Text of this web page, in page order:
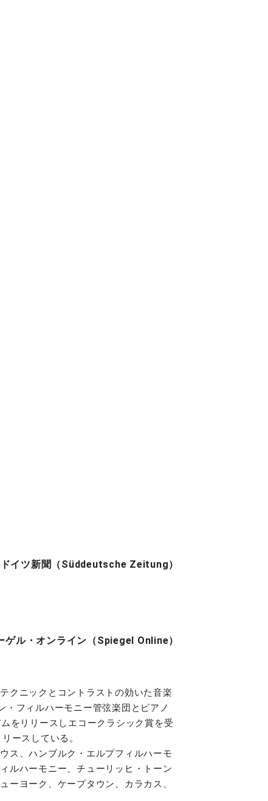
イツ新聞（Süddeutsche Zeitung）
ゲル・オンライン（Spiegel Online）
クニックとコントラストの効いた音楽
フィルハーモニー管弦楽団とピアノ
をリリースしエコークラシック賞を受
ースしている。
ス、ハンブルク・エルプフィルハーモ
ルハーモニー、チューリッヒ・トーン
ヨーク、ケープタウン、カラカス、